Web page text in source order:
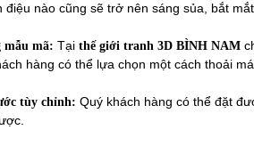
điệu nào cũng sẽ trở nên sáng sủa, bắt
mẫu mã: Tại thế giới tranh 3D BÌNH NAM
hàng có thể lựa chọn một cách thoải
tùy chỉnh: Quý khách hàng có thể đặt